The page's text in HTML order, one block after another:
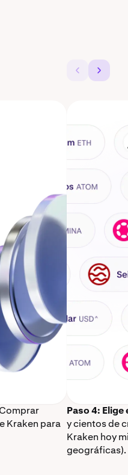
Kraken para
Paso 4:
y cientos de
Kraken hoy
geográficas).